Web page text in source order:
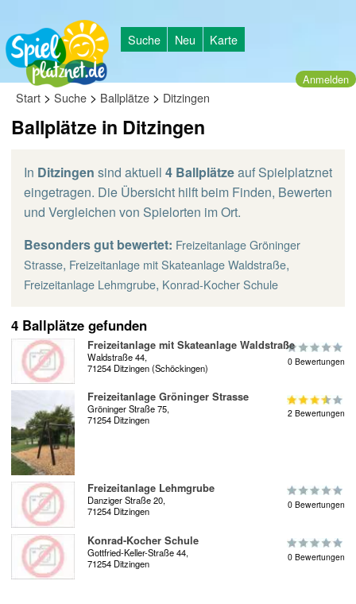
Suche Neu Karte
Anmelden
Start > Suche > Ballplätze > Ditzingen
Ballplätze in Ditzingen
In Ditzingen sind aktuell 4 Ballplätzeauf Spielplatznet
eingetragen. Die Übersicht hilft beim Finden, Bewerten
und Vergleichen von Spielorten im Ort.
Besonders gut bewertet: Freizeitanlage Gröninger
Strasse, Freizeitanlage mit Skateanlage Waldstraße,
Freizeitanlage Lehmgrube, Konrad-Kocher Schule
4 Ballplätze gefunden
Freizeitanlage mit Skateanlage Waldstraße
Waldstraße 44,
71254 Ditzingen (Schöckingen)
0 Bewertungen
Freizeitanlage Gröninger Strasse
Gröninger Straße 75,
71254 Ditzingen
2 Bewertungen
Freizeitanlage Lehmgrube
Danziger Straße 20,
71254 Ditzingen
0 Bewertungen
Konrad-Kocher Schule
Gottfried-Keller-Straße 44,
71254 Ditzingen
0 Bewertungen